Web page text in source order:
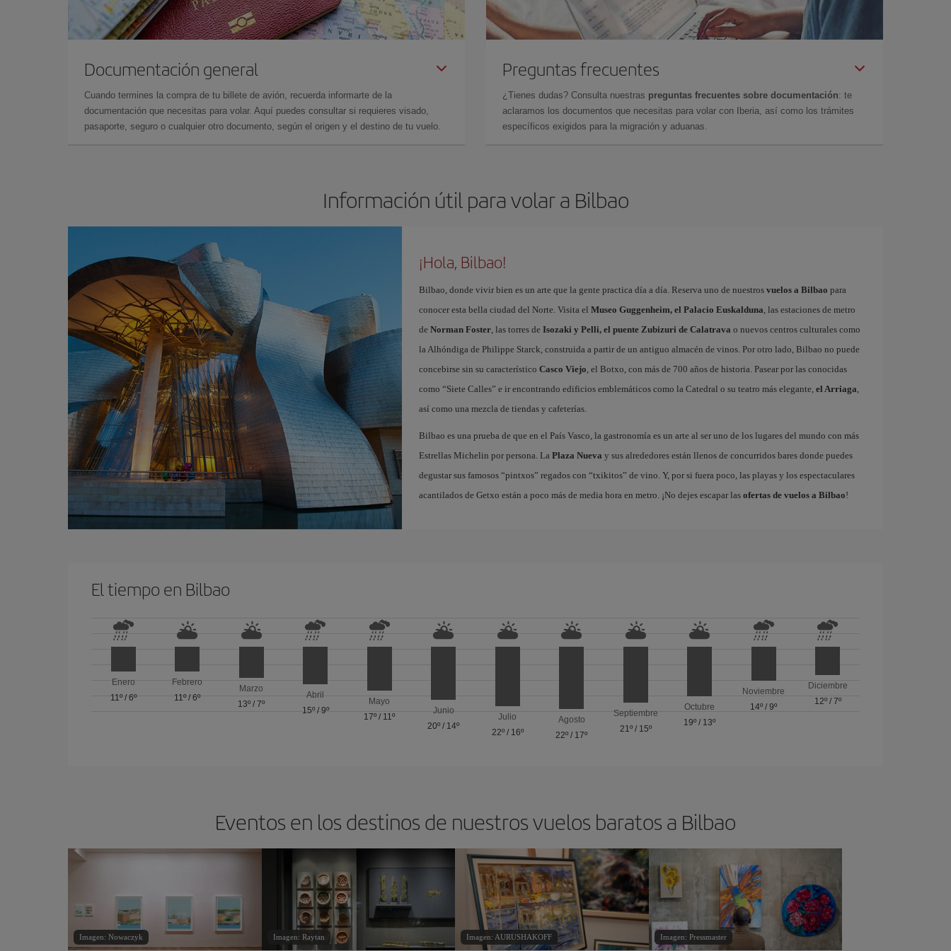
Documentación general
Cuando termines la compra de tu billete de avión, recuerda informarte de la
documentación que necesitas para volar. Aquí puedes consultar si requieres visado,
pasaporte, seguro o cualquier otro documento, según el origen y el destino de tu vuelo.
Preguntas frecuentes
¿Tienes dudas? Consulta nuestras preguntas frecuentes sobre documentación: te
aclaramos los documentos que necesitas para volar con Iberia, así como los trámites
específicos exigidos para la migración y aduanas.
Información útil para volar a Bilbao
¡Hola, Bilbao!
Bilbao, donde vivir bien es un arte que la gente practica día a día. Reserva uno de nuestros vuelos a Bilbao para
conocer esta bella ciudad del Norte. Visita el Museo Guggenheim, el Palacio Euskalduna, las estaciones de metro
de Norman Foster, las torres de Isozaki y Pelli, el puente Zubizuri de Calatrava o nuevos centros culturales como
la Alhóndiga de Philippe Starck, construida a partir de un antiguo almacén de vinos. Por otro lado, Bilbao no puede
concebirse sin su característico Casco Viejo, el Botxo, con más de 700 años de historia. Pasear por las conocidas
como “Siete Calles” e ir encontrando edificios emblemáticos como la Catedral o su teatro más elegante, el Arriaga,
así como una mezcla de tiendas y cafeterías.
Bilbao es una prueba de que en el País Vasco, la gastronomía es un arte al ser uno de los lugares del mundo con más
Estrellas Michelin por persona. La Plaza Nueva y sus alrededores están llenos de concurridos bares donde puedes
degustar sus famosos “pintxos” regados con “txikitos” de vino. Y, por si fuera poco, las playas y los espectaculares
acantilados de Getxo están a poco más de media hora en metro. ¡No dejes escapar las ofertas de vuelos a Bilbao!
El tiempo en Bilbao
Enero
11º/ 6º
Febrero
11º/6º
Marzo
13º /7º
Abril
15º/ 9º
Mayo
17º / 11º
Junio
20º / 14º
Julio
22º/ 16º
Agosto
22º / 17º
Septiembre
21º/ 15º
Octubre
19º / 13º
Noviembre
14º /9º
Diciembre
12º/ 7º
Eventos en los destinos de nuestros vuelos baratos a Bilbao
Imagen: Nowaczyk Imagen: Raytan Imagen: AURUSHAKOFF Imagen: Pressmaster